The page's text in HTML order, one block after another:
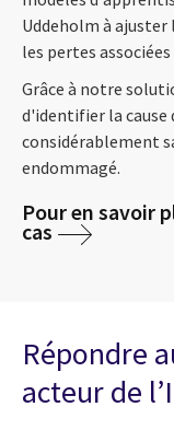
Uddeholm à
les pertes
Grâce à notre
d'identifier la cause
considérablement
endommagé.
Pour en savoir
cas
Répondre
acteur de